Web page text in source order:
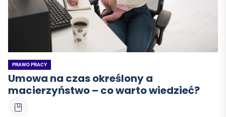
PRAWO PRACY
Umowa na czas określony a
macierzyństwo – co warto wiedzieć?